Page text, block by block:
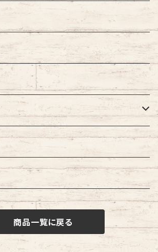
商品一覧に戻る